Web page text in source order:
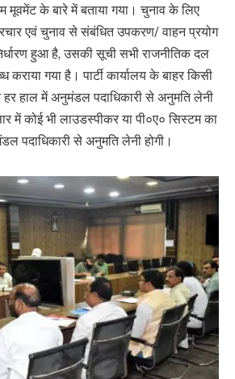
मूवमेंट के बारे में बताया गया। चुनाव के लिए
एवं चुनाव से संबंधित उपकरण/ वाहन प्रयोग
हुआ है, उसकी सूची सभी राजनीतिक दल
कराया गया है। पार्टी कार्यालय के बाहर किसी
हर हाल में अनुमंडल पदाधिकारी से अनुमति लेनी
में कोई भी लाउडस्पीकर या पी०ए० सिस्टम का
पदाधिकारी से अनुमति लेनी होगी।